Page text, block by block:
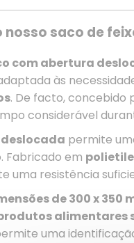
saco de
com abertura
às
. De facto, concebido
considerável
permite
Fabricado em
uma resistência
de 300 x 350
alimentares
uma